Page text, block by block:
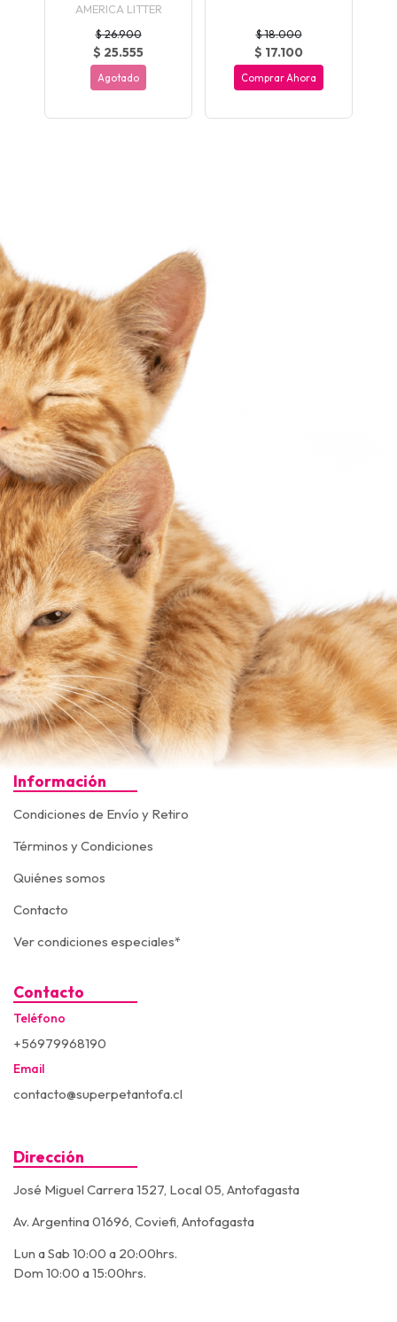
AMERICA LITTER
$ 26.900
$ 25.555
Agotado
$ 18.000
$ 17.100
Comprar Ahora
Información
Condiciones de Envío y Retiro
Términos y Condiciones
Quiénes somos
Contacto
Ver condiciones especiales*
Contacto
Teléfono
+56979968190
Email
contacto@superpetantofa.cl
Dirección
José Miguel Carrera 1527, Local 05, Antofagasta
Av. Argentina 01696, Coviefi, Antofagasta
Lun a Sab 10:00 a 20:00hrs.
Dom 10:00 a 15:00hrs.